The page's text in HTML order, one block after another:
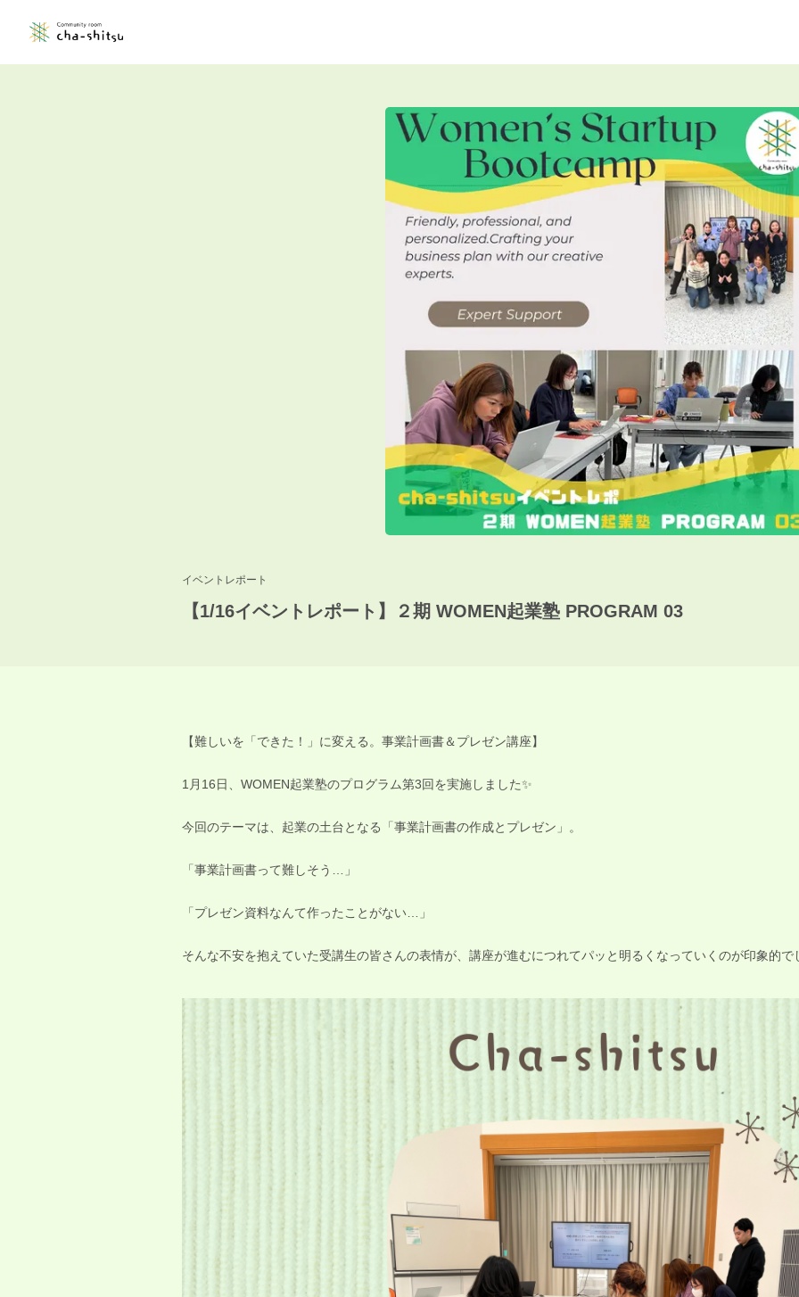
イベントレポート
【1/16イベントレポート】２期 WOMEN起業塾 PROGRAM 03
【難しいを「できた！」に変える。事業計画書＆プレゼン講座】
1月16日、WOMEN起業塾のプログラム第3回を実施しました✨
今回のテーマは、起業の土台となる「事業計画書の作成とプレゼン」。
「事業計画書って難しそう…」
「プレゼン資料なんて作ったことがない…」
そんな不安を抱えていた受講生の皆さんの表情が、講座が進むにつれてパッと明るくなっていくのが印象的で